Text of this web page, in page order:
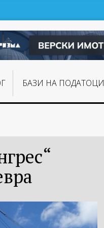
БАЗИ НА ПОДАТОЦИ